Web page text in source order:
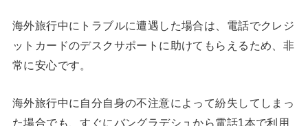
海外旅行中にトラブルに遭遇した場合は、電話でクレジ
ットカードのデスクサポートに助けてもらえるため、非
常に安心です。
海外旅行中に自分自身の不注意によって紛失してしまっ
た場合でも、すぐにバングラデシュから電話1本で利用